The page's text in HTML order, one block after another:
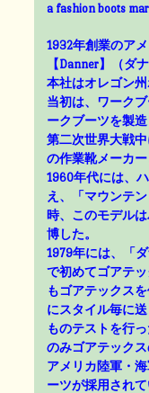
a fashion boots
1932年創業のア
【Danner】（ダナ
本社はオレゴン州
当初は、ワーク
ークブーツを製造
第二次世界大戦
の作業靴メーカー
1960年代には、
え、「マウンテ
時、このモデル
博した。
1979年には、「
で初めてゴアテ
もゴアテックス
にスタイル毎に
ものテストを行
のみゴアテックス
アメリカ陸軍・
ーツが採用され